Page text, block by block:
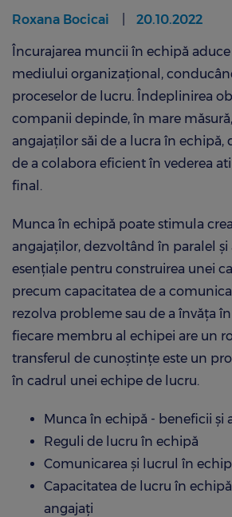
Roxana Bocicai 20.10.2022
Încurajarea muncii în echipă
mediului organizațional,
proceselor de lucru. Îndeplinirea
companii depinde, în mare
angajaților săi de a lucra în echipă,
de a colabora eficient în vederea
final.
Munca în echipă poate stimula
angajaților, dezvoltând în paralel
esențiale pentru construirea unei
precum capacitatea de a
rezolva probleme sau de a învăța
fiecare membru al echipei are un
transferul de cunoștințe este un
în cadrul unei echipe de lucru.
Munca în echipă - beneficii și
Reguli de lucru în echipă
Comunicarea și lucrul în
Capacitatea de lucru în
angajați